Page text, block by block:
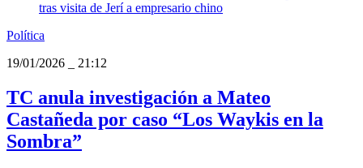
Política
19/01/2026
21:12
TC anula investigación a Mateo
Castañeda por caso “Los Waykis en la
Sombra”